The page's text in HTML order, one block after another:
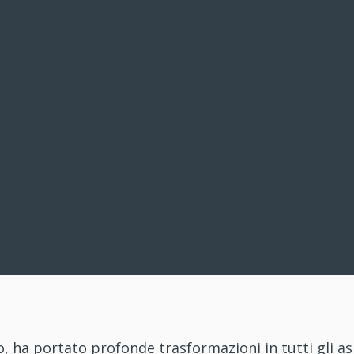
ha portato profonde trasformazioni in tutti gli